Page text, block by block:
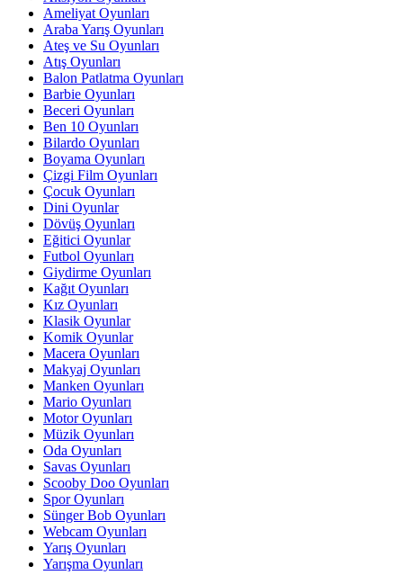
Ameliyat Oyunları
Araba Yarış Oyunları
Ateş ve Su Oyunları
Atış Oyunları
Balon Patlatma Oyunları
Barbie Oyunları
Beceri Oyunları
Ben 10 Oyunları
Bilardo Oyunları
Boyama Oyunları
Çizgi Film Oyunları
Çocuk Oyunları
Dini Oyunlar
Dövüş Oyunları
Eğitici Oyunlar
Futbol Oyunları
Giydirme Oyunları
Kağıt Oyunları
Kız Oyunları
Klasik Oyunlar
Komik Oyunlar
Macera Oyunları
Makyaj Oyunları
Manken Oyunları
Mario Oyunları
Motor Oyunları
Müzik Oyunları
Oda Oyunları
Savas Oyunları
Scooby Doo Oyunları
Spor Oyunları
Sünger Bob Oyunları
Webcam Oyunları
Yarış Oyunları
Yarışma Oyunları